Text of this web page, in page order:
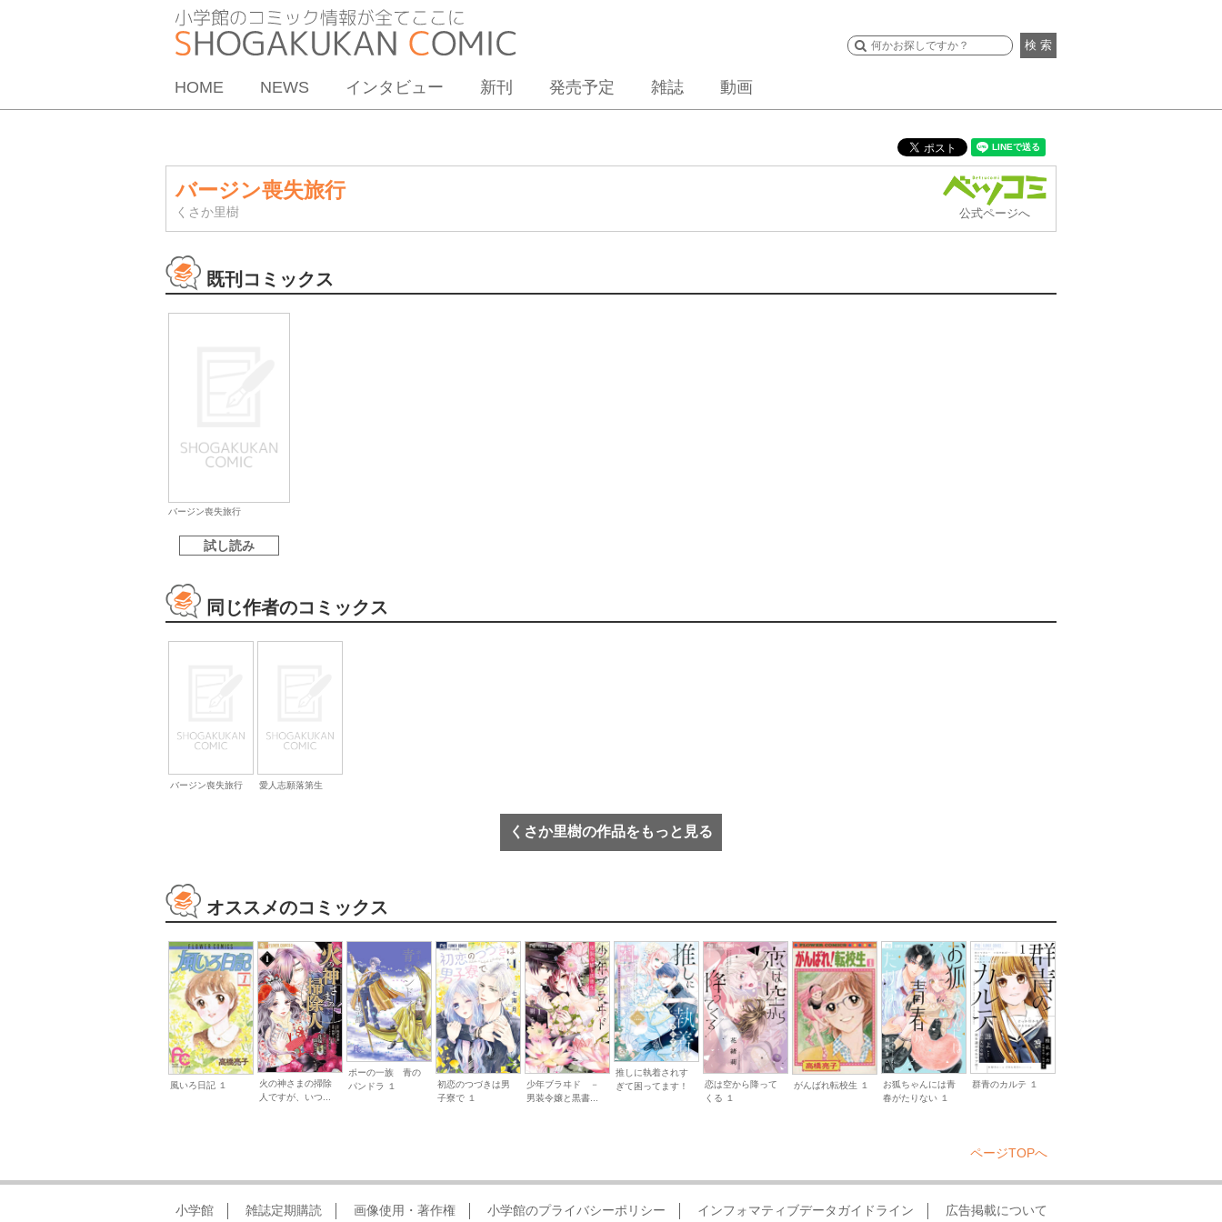
検 索
HOME NEWS インタビュー 新刊 発売予定 雑誌 動画
バージン喪失旅行
くさか里樹 公式ページへ
既刊コミックス
バージン喪失旅行
試し読み
同じ作者のコミックス
バージン喪失旅行 愛人志願落第生
くさか里樹の作品をもっと見る
オススメのコミックス
風いろ日記 １
火の神さまの掃除
人ですが、いつ...
ポーの一族 青の
パンドラ １
初恋のつづきは男
子寮で １
少年ブラヰド －
男装令嬢と黒書...
推しに執着されす
ぎて困ってます！
恋は空から降って
くる １
がんばれ転校生 １
お狐ちゃんには青
春がたりない １
群青のカルテ １
ページTOPへ
小学館 雑誌定期購読 画像使用・著作権 小学館のプライバシーポリシー インフォマティブデータガイドライン 広告掲載について